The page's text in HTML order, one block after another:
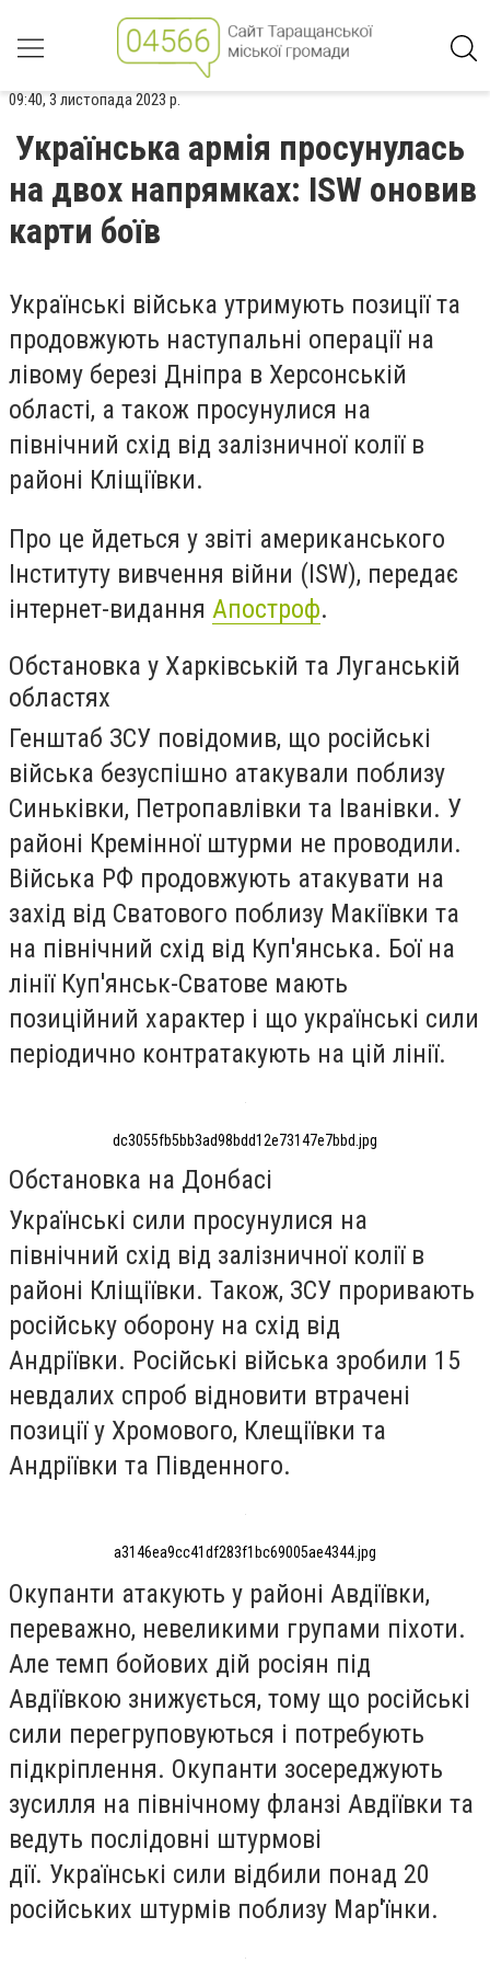
09:40, 3 листопада 2023 р.
Українська армія просунулась
на двох напрямках: ISW оновив
карти боїв
Українські війська утримують позиції та
продовжують наступальні операції на
лівому березі Дніпра в Херсонській
області, а також просунулися на
північний схід від залізничної колії в
районі Кліщіївки.
Про це йдеться у звіті американського
Інституту вивчення війни (ISW), передає
інтернет-видання Апостроф.
Обстановка у Харківській та Луганській
областях
Генштаб ЗСУ повідомив, що російські
війська безуспішно атакували поблизу
Синьківки, Петропавлівки та Іванівки. У
районі Кремінної штурми не проводили.
Війська РФ продовжують атакувати на
захід від Сватового поблизу Макіївки та
на північний схід від Куп'янська. Бої на
лінії Куп'янськ-Сватове мають
позиційний характер і що українські сили
періодично контратакують на цій лінії.
dc3055fb5bb3ad98bdd12e73147e7bbd.jpg
Обстановка на Донбасі
Українські сили просунулися на
північний схід від залізничної колії в
районі Кліщіївки. Також, ЗСУ проривають
російську оборону на схід від
Андріївки. Російські війська зробили 15
невдалих спроб відновити втрачені
позиції у Хромового, Клещіївки та
Андріївки та Південного.
a3146ea9cc41df283f1bc69005ae4344.jpg
Окупанти атакують у районі Авдіївки,
переважно, невеликими групами піхоти.
Але темп бойових дій росіян під
Авдіївкою знижується, тому що російські
сили перегруповуються і потребують
підкріплення. Окупанти зосереджують
зусилля на північному фланзі Авдіївки та
ведуть послідовні штурмові
дії. Українські сили відбили понад 20
російських штурмів поблизу Мар'їнки.